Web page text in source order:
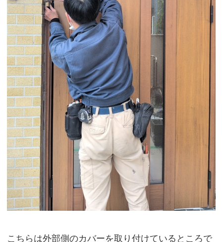
こちらは外部側のカバーを取り付けているところで